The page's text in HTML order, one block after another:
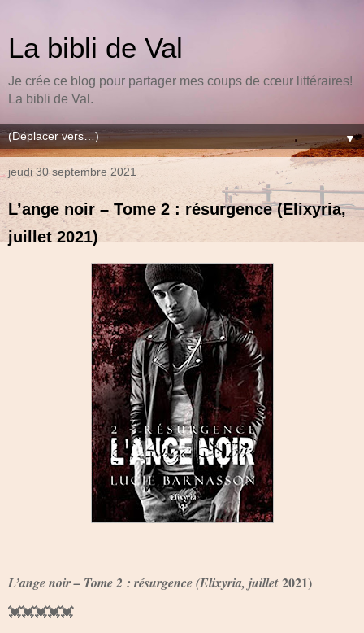
La bibli de Val
Je crée ce blog pour partager mes coups de cœur littéraires!
La bibli de Val.
▼
jeudi 30 septembre 2021
L’ange noir – Tome 2 : résurgence (Elixyria,
juillet 2021)
L’ange noir – Tome 2 : résurgence (Elixyria, juillet2021)
💓💓💓💓💓